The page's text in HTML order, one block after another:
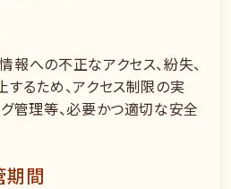
報への不正なアクセス、紛失、
するため、アクセス制限の実
グ管理等、必要かつ適切な安全
期間